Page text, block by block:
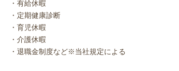
・有給休暇
・定期健康診断
・育児休暇
・介護休暇
・退職金制度など※当社規定による